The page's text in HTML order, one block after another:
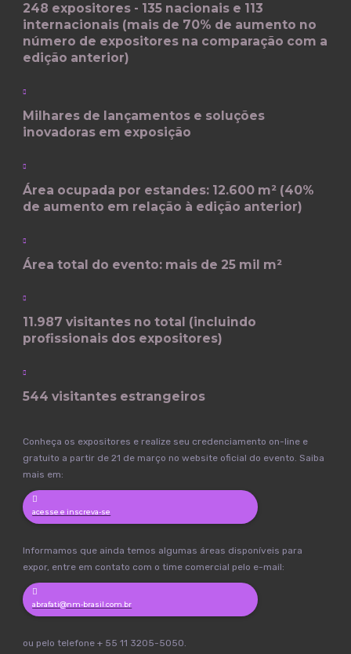
248 expositores - 135 nacionais e 113
internacionais (mais de 70% de aumento no
número de expositores na comparação com a
edição anterior)
Milhares de lançamentos e soluções
inovadoras em exposição
Área ocupada por estandes: 12.600 m² (40%
de aumento em relação à edição anterior)
Área total do evento: mais de 25 mil m²
11.987 visitantes no total (incluindo
profissionais dos expositores)
544 visitantes estrangeiros
Conheça os expositores e realize seu credenciamento on-line e
gratuito a partir de 21 de março no website oficial do evento. Saiba
mais em:
acesse e inscreva-se
Informamos que ainda temos algumas áreas disponíveis para
expor, entre em contato com o time comercial pelo e-mail:
abrafati@nm-brasil.com.br
ou pelo telefone + 55 11 3205-5050.